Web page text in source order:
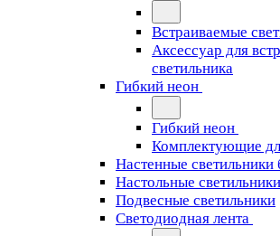
Встраиваемые
Аксессуар для
светильника
Гибкий неон
Гибкий неон
Комплектующие
Настенные светильники
Настольные светильники
Подвесные светильники
Светодиодная лента